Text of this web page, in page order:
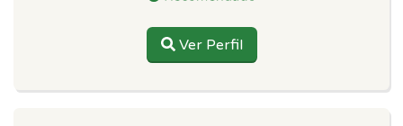
Ver Perfil